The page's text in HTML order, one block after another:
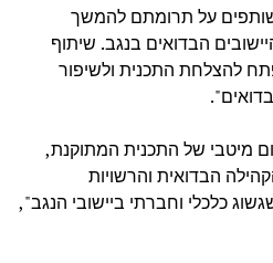
על תרומתם להמשך
הבדואים בנגב. שיתוף
להצלחת התכנית ולשיפור
מיטבי של התכנית המתוקנת,
הבדואית והרשויות
כלכלי וחברתי ביישובי הנגב",